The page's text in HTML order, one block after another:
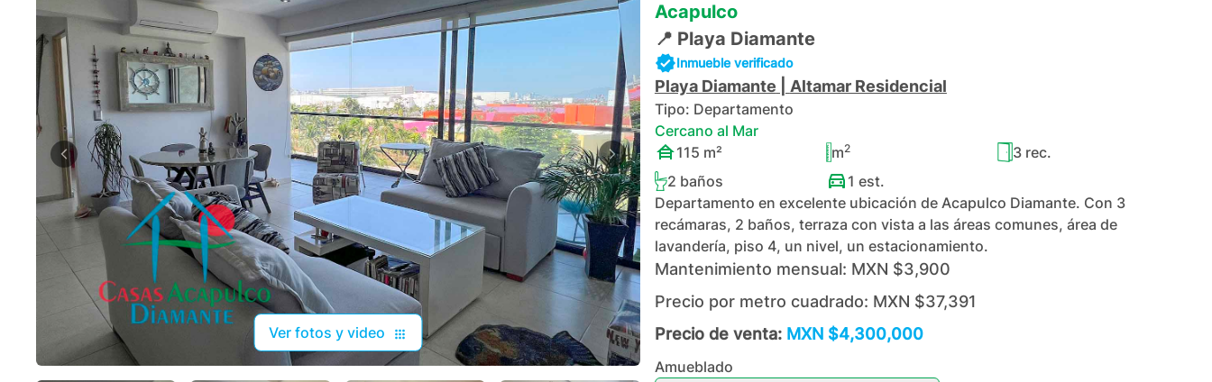
Ver fotos y video
Acapulco
📍 Playa Diamante
Inmueble verificado
Playa Diamante Altamar Residencial
Tipo: Departamento
Cercano al Mar
115 m² m2 3rec.
2 baños 1 est.
Departamento en excelente ubicación de Acapulco Diamante. Con 3
recámaras, 2 baños, terraza con vista a las áreas comunes, área de
lavandería, piso 4, un nivel, un estacionamiento.
Mantenimiento mensual: MXN $3,900
Precio por metro cuadrado: MXN $37,391
Precio de venta: MXN $4,300,000
Amueblado